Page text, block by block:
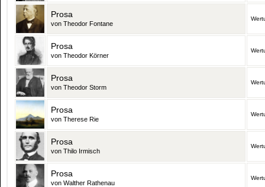
Prosa
von Theodor Fontane
Prosa
von Theodor Körner
Prosa
von Theodor Storm
Prosa
von Therese Rie
Prosa
von Thilo Irmisch
Prosa
von Walther Rathenau